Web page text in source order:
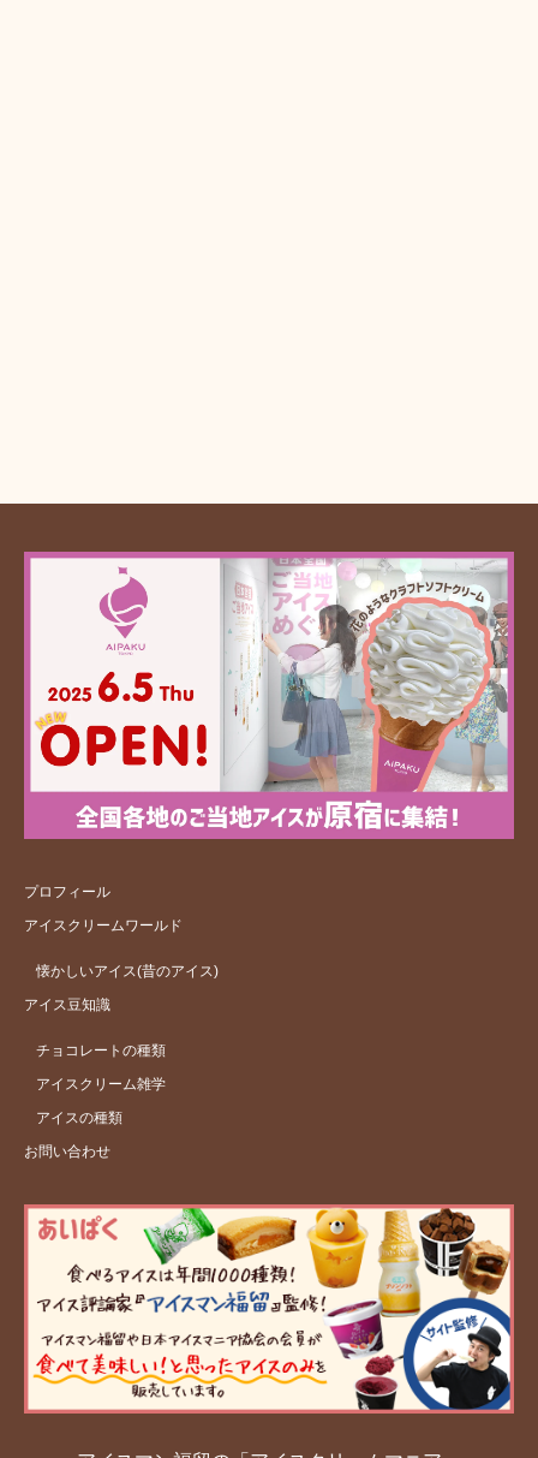
プロフィール
アイスクリームワールド
懐かしいアイス(昔のアイス)
アイス豆知識
チョコレートの種類
アイスクリーム雑学
アイスの種類
お問い合わせ